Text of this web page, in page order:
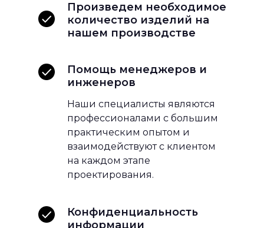
Произведем необходимое
количество изделий на
нашем производстве
Помощь менеджеров и
инженеров
Наши специалисты являются
профессионалами с большим
практическим опытом и
взаимодействуют с клиентом
на каждом этапе
проектирования.
Конфиденциальность
информации